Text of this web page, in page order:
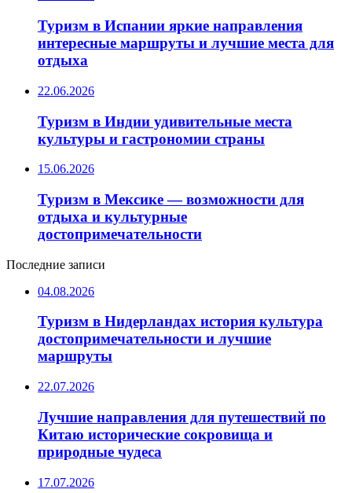
Туризм в Испании яркие направления
интересные маршруты и лучшие места для
отдыха
22.06.2026
Туризм в Индии удивительные места
культуры и гастрономии страны
15.06.2026
Туризм в Мексике — возможности для
отдыха и культурные
достопримечательности
Последние записи
04.08.2026
Туризм в Нидерландах история культура
достопримечательности и лучшие
маршруты
22.07.2026
Лучшие направления для путешествий по
Китаю исторические сокровища и
природные чудеса
17.07.2026